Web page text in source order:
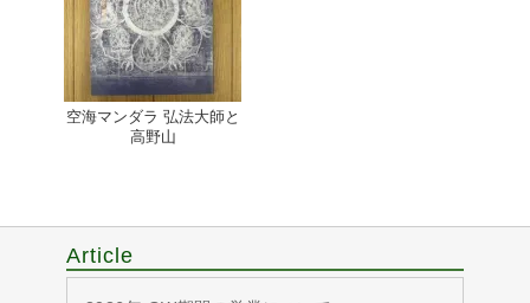
空海マンダラ 弘法大師と
高野山
Article